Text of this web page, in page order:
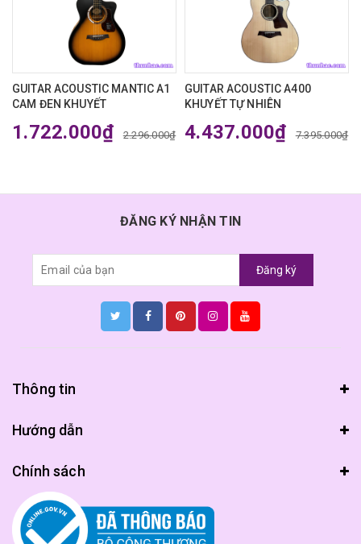
GUITAR ACOUSTIC MANTIC A1
CAM ĐEN KHUYẾT
1.722.000₫ 2.296.000₫
GUITAR ACOUSTIC A400
KHUYẾT TỰ NHIÊN
4.437.000₫ 7.395.000₫
ĐĂNG KÝ NHẬN TIN
Đăng ký
Thông tin
Hướng dẫn
Chính sách